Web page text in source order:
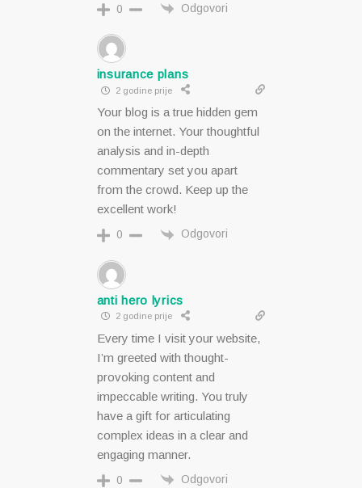
0 Odgovori
insurance plans
2 godine prije
Your blog is a true hidden gem
on the internet. Your thoughtful
analysis and in-depth
commentary set you apart
from the crowd. Keep up the
excellent work!
0 Odgovori
anti hero lyrics
2 godine prije
Every time I visit your website,
I’m greeted with thought-
provoking content and
impeccable writing. You truly
have a gift for articulating
complex ideas in a clear and
engaging manner.
0 Odgovori